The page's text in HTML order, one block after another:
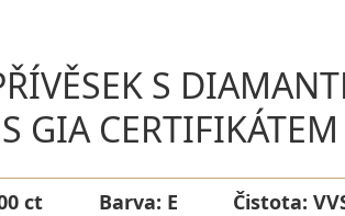
S
GIA CERTIFIKÁTEM
ct Barva: E Čistota: